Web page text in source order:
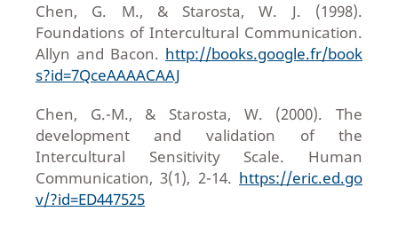
Chen, G. M., & Starosta, W. J. (1998).
Foundations of Intercultural Communication.
Allyn and Bacon. http://books.google.fr/book
s?id=7QceAAAACAAJ
Chen, G.-M., & Starosta, W. (2000). The
development and validation of the
Intercultural Sensitivity Scale. Human
Communication, 3(1), 2-14. https://eric.ed.go
v/?id=ED447525